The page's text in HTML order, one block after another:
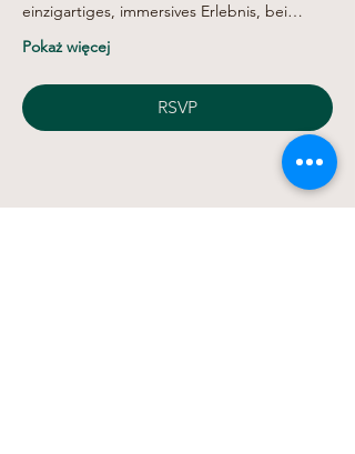
einzigartiges, immersives Erlebnis, bei…
Pokaż więcej
RSVP